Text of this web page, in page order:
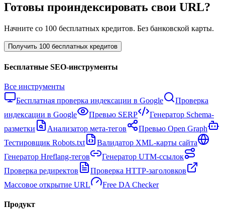
Готовы проиндексировать свои URL?
Начните со 100 бесплатных кредитов. Без банковской карты.
Получить 100 бесплатных кредитов
Бесплатные SEO-инструменты
Все инструменты
Бесплатная проверка индексации в Google
Проверка
индексации в Google
Превью SERP
Генератор Schema-
разметки
Анализатор мета-тегов
Превью Open Graph
Тестировщик Robots.txt
Валидатор XML-карты сайта
Генератор Hreflang-тегов
Генератор UTM-ссылок
Проверка редиректов
Проверка HTTP-заголовков
Массовое открытие URL
Free DA Checker
Продукт